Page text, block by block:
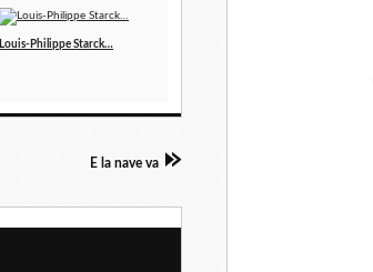
Louis-Philippe Starck…
E la nave va